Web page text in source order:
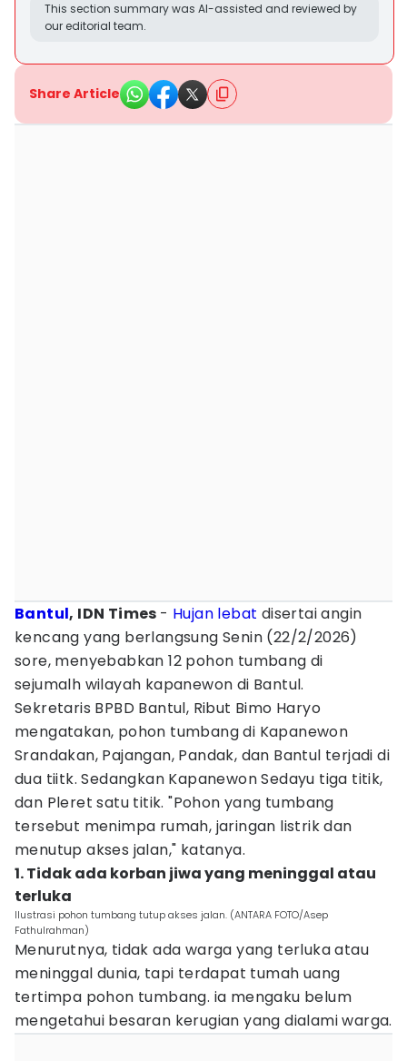
This section summary was AI-assisted and reviewed by
our editorial team.
Share Article
Bantul, IDN Times - Hujan lebat disertai angin
kencang yang berlangsung Senin (22/2/2026)
sore, menyebabkan 12 pohon tumbang di
sejumalh wilayah kapanewon di Bantul.
‎Sekretaris BPBD Bantul, Ribut Bimo Haryo
mengatakan, pohon tumbang di Kapanewon
Srandakan, Pajangan, Pandak, dan Bantul terjadi di
dua tiitk. Sedangkan Kapanewon Sedayu tiga titik,
dan Pleret satu titik. "Pohon yang tumbang
tersebut menimpa rumah, jaringan listrik dan
menutup akses jalan," katanya.
‎1. Tidak ada korban jiwa yang meninggal atau
terluka
Ilustrasi pohon tumbang tutup akses jalan. (ANTARA FOTO/Asep
Fathulrahman)
Menurutnya, tidak ada warga yang terluka atau
meninggal dunia, tapi terdapat tumah uang
tertimpa pohon tumbang. ia mengaku belum
mengetahui besaran kerugian yang dialami warga.